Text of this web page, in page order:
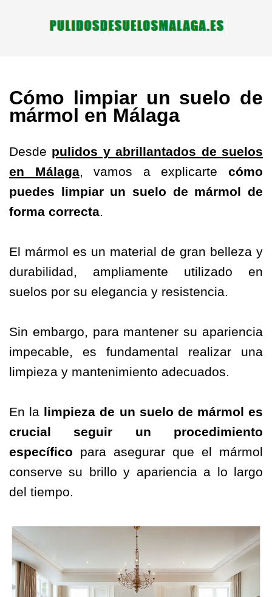
Cómo limpiar un suelo de
mármol en Málaga
Desde pulidos y abrillantados de suelos
en Málaga, vamos a explicartecómo
puedes limpiar un suelo de mármol de
forma correcta.
El mármol es un material de gran belleza y
durabilidad, ampliamente utilizado en
suelos por su elegancia y resistencia.
Sin embargo, para mantener su apariencia
impecable, es fundamental realizar una
limpieza y mantenimiento adecuados.
En la limpieza de un suelo de mármol es
crucial seguir un procedimiento
específico para asegurar que el mármol
conserve su brillo y apariencia a lo largo
del tiempo.